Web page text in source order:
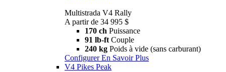
Multistrada V4 Rally
A partir de 34 995 $
170 ch Puissance
91 lb-ft Couple
240 kg Poids à vide (sans carburant)
Configurer En Savoir Plus
V4 Pikes Peak